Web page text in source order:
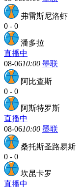
弗雷斯尼洛虾
0 - 0
潘多拉
直播中
08-0610:00 墨联
阿比查斯
0 - 0
阿斯特罗斯
直播中
08-0610:00 墨联
桑托斯圣路易斯
0 - 0
坎昆卡罗
直播中